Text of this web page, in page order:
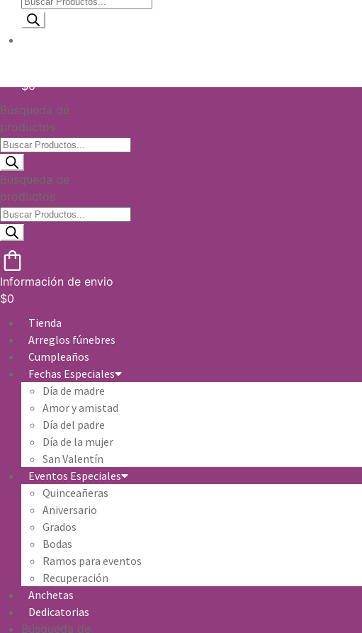
$0
Búsqueda de
productos
Búsqueda de
productos
Información de envio
$0
Tienda
Arreglos fúnebres
Cumpleaños
Fechas Especiales
Día de madre
Amor y amistad
Día del padre
Día de la mujer
San Valentín
Eventos Especiales
Quinceañeras
Aniversario
Grados
Bodas
Ramos para eventos
Recuperación
Anchetas
Dedicatorias
Búsqueda de